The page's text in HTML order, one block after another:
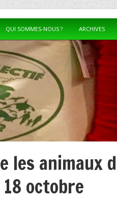
QUI SOMMES-NOUS ? ARCHIVES
les animaux
octobre